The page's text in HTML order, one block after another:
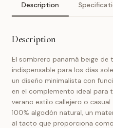
Description
Description
El sombrero panamá beige de
indispensable para los días
un diseño minimalista con
en el complemento ideal para
verano estilo callejero o
100% algodón natural, un
al tacto que proporciona